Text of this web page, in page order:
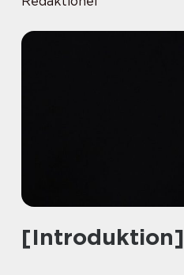
[Introduktion]